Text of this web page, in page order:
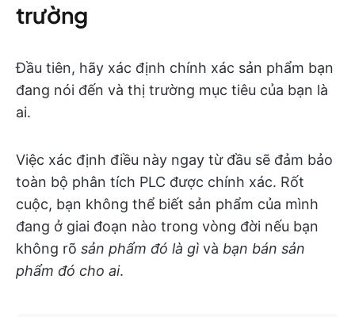
trường
Đầu tiên, hãy xác định chính xác sản phẩm bạn
đang nói đến và thị trường mục tiêu của bạn là
ai.
Việc xác định điều này ngay từ đầu sẽ đảm bảo
toàn bộ phân tích PLC được chính xác. Rốt
cuộc, bạn không thể biết sản phẩm của mình
đang ở giai đoạn nào trong vòng đời nếu bạn
không rõ sản phẩm đó là gì và bạn bán sản
phẩm đó cho ai.